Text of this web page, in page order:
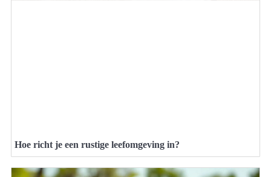
Hoe richt je een rustige leefomgeving in?